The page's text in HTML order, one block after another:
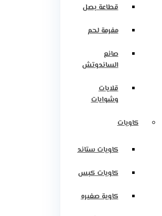
قطاعة بصل
مفرمة لحم
صانع
الساندوتش
قلايات
وشوايات
كاويات
كاويات ستاند
كاويات كبس
كاوية صغيره